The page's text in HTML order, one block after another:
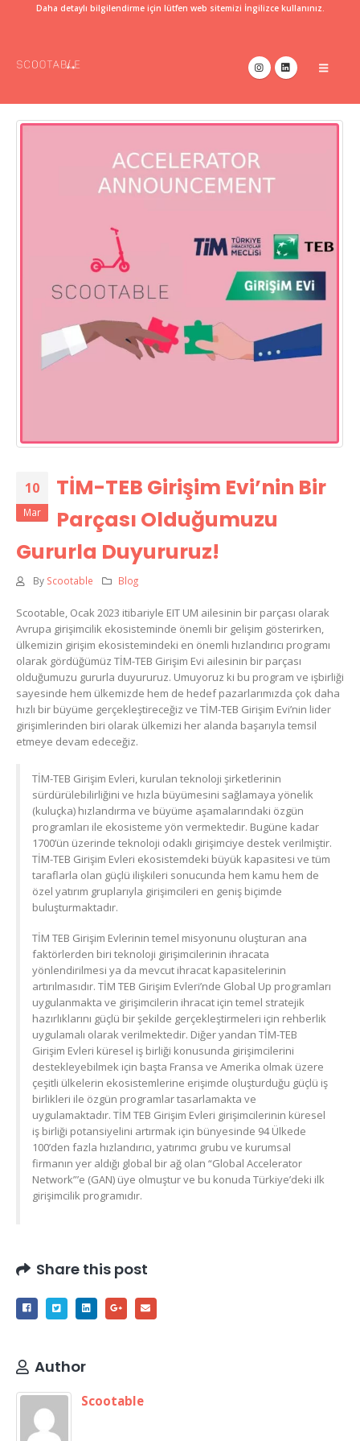
Daha detaylı bilgilendirme için lütfen web sitemizi İngilizce kullanınız.
10
Mar
TİM-TEB Girişim Evi’nin Bir
Parçası Olduğumuzu
Gururla Duyururuz!
By Scootable Blog
Scootable, Ocak 2023 itibariyle EIT UM ailesinin bir parçası olarak
Avrupa girişimcilik ekosisteminde önemli bir gelişim gösterirken,
ülkemizin girişim ekosistemindeki en önemli hızlandırıcı programı
olarak gördüğümüz TİM-TEB Girişim Evi ailesinin bir parçası
olduğumuzu gururla duyururuz. Umuyoruz ki bu program ve işbirliği
sayesinde hem ülkemizde hem de hedef pazarlarımızda çok daha
hızlı bir büyüme gerçekleştireceğiz ve TİM-TEB Girişim Evi’nin lider
girişimlerinden biri olarak ülkemizi her alanda başarıyla temsil
etmeye devam edeceğiz.
TİM-TEB Girişim Evleri, kurulan teknoloji şirketlerinin
sürdürülebilirliğini ve hızla büyümesini sağlamaya yönelik
(kuluçka) hızlandırma ve büyüme aşamalarındaki özgün
programları ile ekosisteme yön vermektedir. Bugüne kadar
1700’ün üzerinde teknoloji odaklı girişimciye destek verilmiştir.
TİM-TEB Girişim Evleri ekosistemdeki büyük kapasitesi ve tüm
taraflarla olan güçlü ilişkileri sonucunda hem kamu hem de
özel yatırım gruplarıyla girişimcileri en geniş biçimde
buluşturmaktadır.
TİM TEB Girişim Evlerinin temel misyonunu oluşturan ana
faktörlerden biri teknoloji girişimcilerinin ihracata
yönlendirilmesi ya da mevcut ihracat kapasitelerinin
artırılmasıdır. TİM TEB Girişim Evleri’nde Global Up programları
uygulanmakta ve girişimcilerin ihracat için temel stratejik
hazırlıklarını güçlü bir şekilde gerçekleştirmeleri için rehberlik
uygulamalı olarak verilmektedir. Diğer yandan TİM-TEB
Girişim Evleri küresel iş birliği konusunda girişimcilerini
destekleyebilmek için başta Fransa ve Amerika olmak üzere
çeşitli ülkelerin ekosistemlerine erişimde oluşturduğu güçlü iş
birlikleri ile özgün programlar tasarlamakta ve
uygulamaktadır. TİM TEB Girişim Evleri girişimcilerinin küresel
iş birliği potansiyelini artırmak için bünyesinde 94 Ülkede
100’den fazla hızlandırıcı, yatırımcı grubu ve kurumsal
firmanın yer aldığı global bir ağ olan “Global Accelerator
Network”’e (GAN) üye olmuştur ve bu konuda Türkiye’deki ilk
girişimcilik programıdır.
Share this post
Author
Scootable